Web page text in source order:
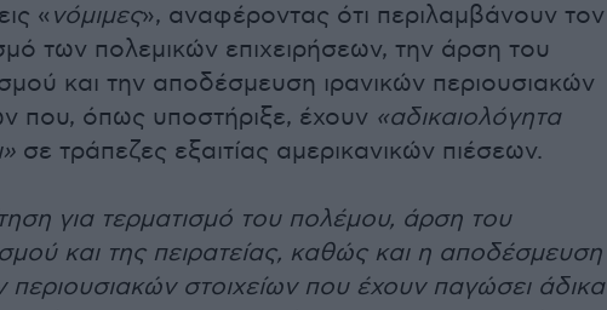
« νόμιμες», αναφέροντας ότι περιλαμβάνουν τον
των πολεμικών επιχειρήσεων, την άρση του
και την αποδέσμευση ιρανικών περιουσιακών
που, όπως υποστήριξε, έχουν «αδικαιολόγητα
σε τράπεζες εξαιτίας αμερικανικών πιέσεων.
για τερματισμό του πολέμου, άρση του
και της πειρατείας, καθώς και η αποδέσμευση
περιουσιακών στοιχείων που έχουν παγώσει άδικα